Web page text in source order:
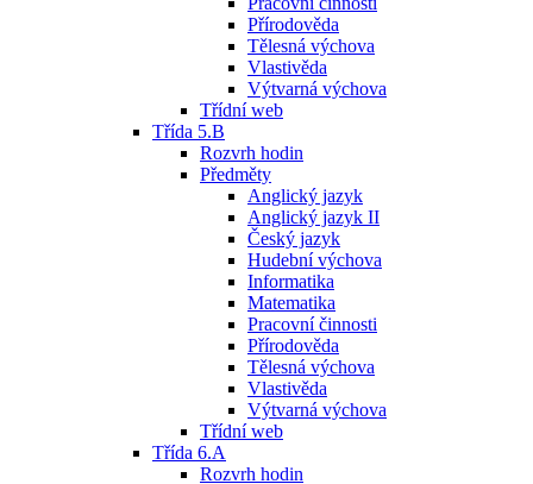
Přírodověda
Tělesná výchova
Vlastivěda
Výtvarná výchova
Třídní web
Třída 5.B
Rozvrh hodin
Předměty
Anglický jazyk
Anglický jazyk II
Český jazyk
Hudební výchova
Informatika
Matematika
Pracovní činnosti
Přírodověda
Tělesná výchova
Vlastivěda
Výtvarná výchova
Třídní web
Třída 6.A
Rozvrh hodin